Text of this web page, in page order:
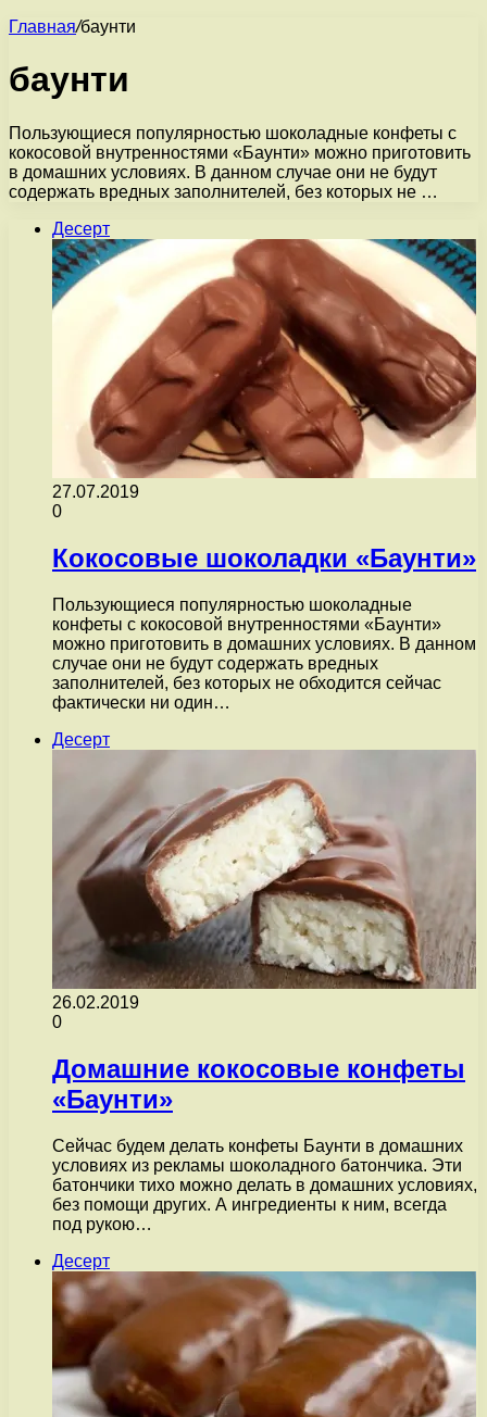
Главная/баунти
баунти
Пользующиеся популярностью шоколадные конфеты с
кокосовой внутренностями «Баунти» можно приготовить
в домашних условиях. В данном случае они не будут
содержать вредных заполнителей, без которых не …
Десерт
27.07.2019
0
Кокосовые шоколадки «Баунти»
Пользующиеся популярностью шоколадные
конфеты с кокосовой внутренностями «Баунти»
можно приготовить в домашних условиях. В данном
случае они не будут содержать вредных
заполнителей, без которых не обходится сейчас
фактически ни один…
Десерт
26.02.2019
0
Домашние кокосовые конфеты
«Баунти»
Сейчас будем делать конфеты Баунти в домашних
условиях из рекламы шоколадного батончика. Эти
батончики тихо можно делать в домашних условиях,
без помощи других. А ингредиенты к ним, всегда
под рукою…
Десерт